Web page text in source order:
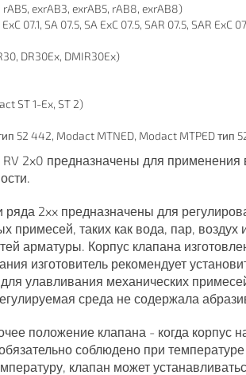
exrAB3, exrAB5, rAB8, exrAB8)
07.1, SA 07.5, SA ExC 07.5, SAR 07.5, SAR ExC
DR30Ex, DMIR30Ex)
ST 1-Ex, ST 2)
52 442, Modact MTNED, Modact MTPED тип
2x0 предназначены для применения
2xx предназначены для
примесей, таких как вода, пар,
арматуры. Корпус клапана
изготовитель рекомендует
улавливания механических
среда не содержала
положение клапана - когда корпус
соблюдено при
клапан может